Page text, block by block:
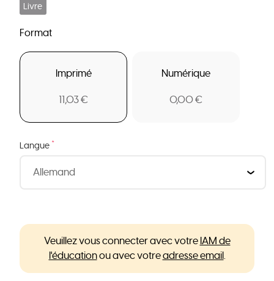
Livre
Format
Imprimé
11,03 €
Numérique
0,00 €
Langue *
Veuillez vous connecter avec votre IAM de
l'éducationou avec votreadresse email.